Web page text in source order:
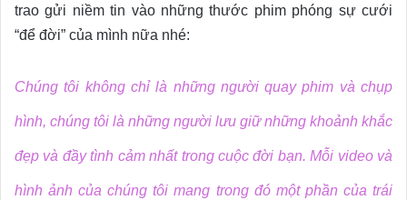
trao gửi niềm tin vào những thước phim phóng sự cưới
“để đời” của mình nữa nhé:
Chúng tôi không chỉ là những người quay phim và chụp
hình, chúng tôi là những người lưu giữ những khoảnh khắc
đẹp và đầy tình cảm nhất trong cuộc đời bạn. Mỗi video và
hình ảnh của chúng tôi mang trong đó một phần của trái